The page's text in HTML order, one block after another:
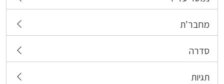
מחבר'ת
סדרה
תגיות